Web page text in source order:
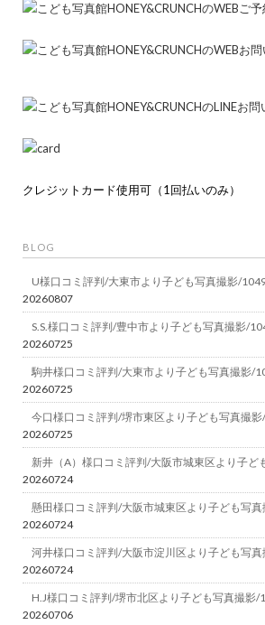
クレジットカード使用可（1回払いのみ）
BLOG
U様口コミ評判/大東市より子ども写真撮影/
20260807
S.S.様口コミ評判/豊中市より子ども写真撮影/
20260725
駒井様口コミ評判/大東市より子ども写真撮影/
20260725
今口様口コミ評判/堺市東区より子ども写真撮
20260725
新井（A）様口コミ評判/大阪市城東区より子ど
20260724
懸田様口コミ評判/大阪市城東区より子ども写
20260724
河井様口コミ評判/大阪市淀川区より子ども写
20260724
H.J様口コミ評判/堺市北区より子ども写真撮影/
20260706